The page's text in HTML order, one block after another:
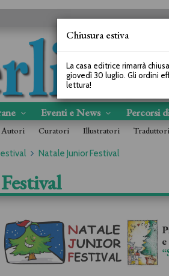
Eventi e News Percorsi
Autori Curatori Illustratori Traduttori
Natale Junior Festival
Chiusura estiva
La casa editrice rimarrà
giovedì 30 luglio. Gli ordini
lettura!